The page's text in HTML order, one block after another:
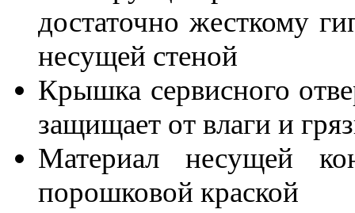
достаточно жесткому
несущей стеной
Крышка сервисного
защищает от влаги и
Материал несущей
порошковой краской